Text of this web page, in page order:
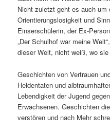
Nicht zuletzt geht es auch um
Orientierungslosigkeit und
Einserschülerin, der Ex-
„Der Schulhof war meine
dieser Welt, nicht weiß, wo
Geschichten von Vertrauen
Heldentaten und
Lebendigkeit der Jugend
Erwachsenen. Geschichten
verstören und nach Mehr